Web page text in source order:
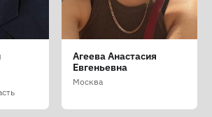
Агеева Анастасия
Евгеньевна
Москва